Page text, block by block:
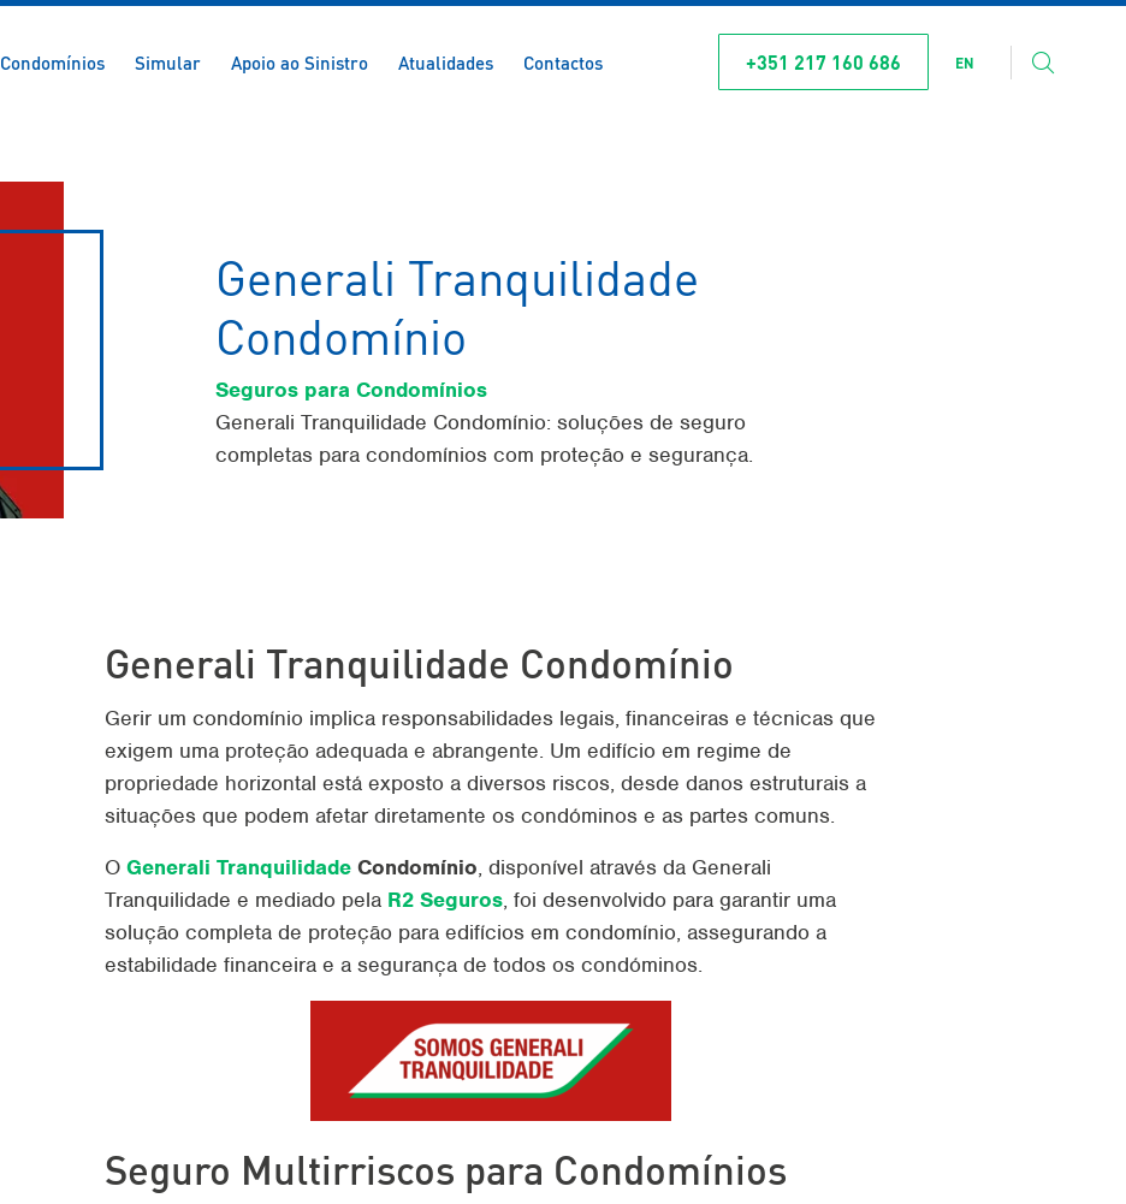
Condomínios Simular Apoio ao Sinistro Atualidades Contactos +351 217 160 686 EN
Generali Tranquilidade
Condomínio
Seguros para Condomínios
Generali Tranquilidade Condomínio: soluções de seguro
completas para condomínios com proteção e segurança.
Generali Tranquilidade Condomínio
Gerir um condomínio implica responsabilidades legais, financeiras e técnicas que
exigem uma proteção adequada e abrangente. Um edifício em regime de
propriedade horizontal está exposto a diversos riscos, desde danos estruturais a
situações que podem afetar diretamente os condóminos e as partes comuns.
O Generali Tranquilidade Condomínio, disponível através da Generali
Tranquilidade e mediado pela R2 Seguros, foi desenvolvido para garantir uma
solução completa de proteção para edifícios em condomínio, assegurando a
estabilidade financeira e a segurança de todos os condóminos.
Seguro Multirriscos para Condomínios